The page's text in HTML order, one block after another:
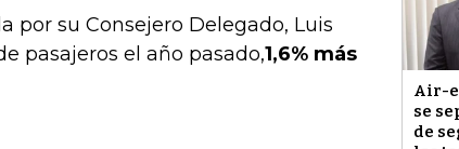
Air-
se
de
por su Consejero Delegado, Luis
pasajeros el año pasado,1,6% más